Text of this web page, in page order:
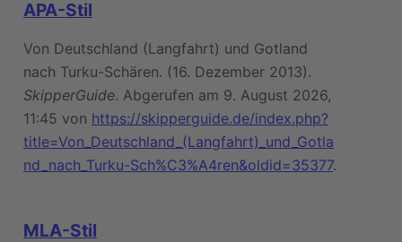
APA-Stil
Von Deutschland (Langfahrt) und Gotland
nach Turku-Schären. (16. Dezember 2013).
SkipperGuide. Abgerufen am 9. August 2026,
11:45 von https://skipperguide.de/index.php?
title=Von_Deutschland_(Langfahrt)_und_Gotla
nd_nach_Turku-Sch%C3%A4ren&oldid=35377.
MLA-Stil